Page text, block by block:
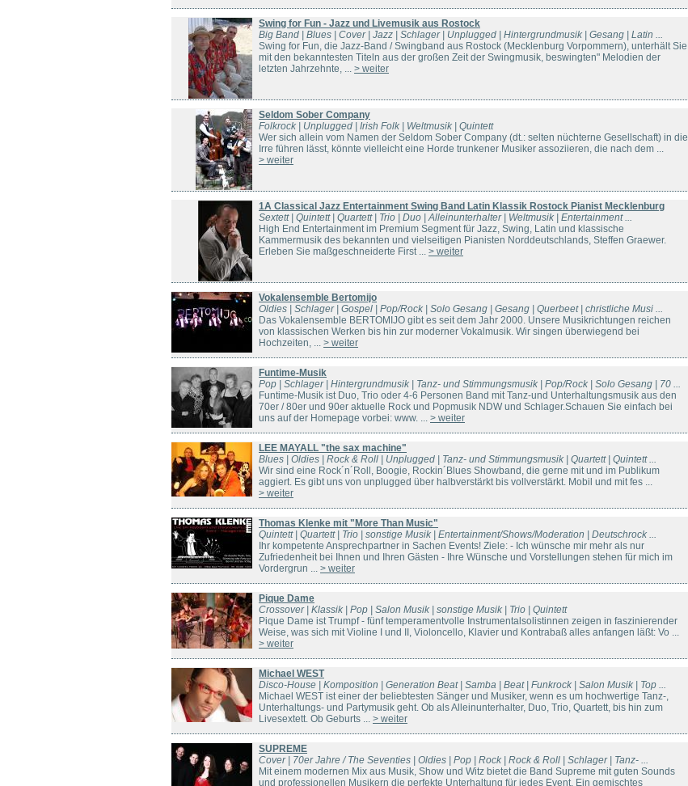
Swing for Fun - Jazz und Livemusik aus Rostock
Big Band | Blues | Cover | Jazz | Schlager | Unplugged | Hintergrundmusik | Gesang | Latin ...
Swing for Fun, die Jazz-Band / Swingband aus Rostock (Mecklenburg Vorpommern), unterhält Sie
mit den bekanntesten Titeln aus der großen Zeit der Swingmusik, beswingten" Melodien der
letzten Jahrzehnte, ... > weiter
Seldom Sober Company
Folkrock | Unplugged | Irish Folk | Weltmusik | Quintett
Wer sich allein vom Namen der Seldom Sober Company (dt.: selten nüchterne Gesellschaft) in die
Irre führen lässt, könnte vielleicht eine Horde trunkener Musiker assoziieren, die nach dem ...
> weiter
1A Classical Jazz Entertainment Swing Band Latin Klassik Rostock Pianist Mecklenburg
Sextett | Quintett | Quartett | Trio | Duo | Alleinunterhalter | Weltmusik | Entertainment ...
High End Entertainment im Premium Segment für Jazz, Swing, Latin und klassische
Kammermusik des bekannten und vielseitigen Pianisten Norddeutschlands, Steffen Graewer.
Erleben Sie maßgeschneiderte First ... > weiter
Vokalensemble Bertomijo
Oldies | Schlager | Gospel | Pop/Rock | Solo Gesang | Gesang | Querbeet | christliche Musi ...
Das Vokalensemble BERTOMIJO gibt es seit dem Jahr 2000. Unsere Musikrichtungen reichen
von klassischen Werken bis hin zur moderner Vokalmusik. Wir singen überwiegend bei
Hochzeiten, ... > weiter
Funtime-Musik
Pop | Schlager | Hintergrundmusik | Tanz- und Stimmungsmusik | Pop/Rock | Solo Gesang | 70 ...
Funtime-Musik ist Duo, Trio oder 4-6 Personen Band mit Tanz-und Unterhaltungsmusik aus den
70er / 80er und 90er aktuelle Rock und Popmusik NDW und Schlager.Schauen Sie einfach bei
uns auf der Homepage vorbei: www. ... > weiter
LEE MAYALL "the sax machine"
Blues | Oldies | Rock & Roll | Unplugged | Tanz- und Stimmungsmusik | Quartett | Quintett ...
Wir sind eine Rock´n´Roll, Boogie, Rockin´Blues Showband, die gerne mit und im Publikum
aggiert. Es gibt uns von unplugged über halbverstärkt bis vollverstärkt. Mobil und mit fes ...
> weiter
Thomas Klenke mit "More Than Music"
Quintett | Quartett | Trio | sonstige Musik | Entertainment/Shows/Moderation | Deutschrock ...
Ihr kompetente Ansprechpartner in Sachen Events! Ziele: - Ich wünsche mir mehr als nur
Zufriedenheit bei Ihnen und Ihren Gästen - Ihre Wünsche und Vorstellungen stehen für mich im
Vordergrun ... > weiter
Pique Dame
Crossover | Klassik | Pop | Salon Musik | sonstige Musik | Trio | Quintett
Pique Dame ist Trumpf - fünf temperamentvolle Instrumentalsolistinnen zeigen in faszinierender
Weise, was sich mit Violine I und II, Violoncello, Klavier und Kontrabaß alles anfangen läßt: Vo ...
> weiter
Michael WEST
Disco-House | Komposition | Generation Beat | Samba | Beat | Funkrock | Salon Musik | Top ...
Michael WEST ist einer der beliebtesten Sänger und Musiker, wenn es um hochwertige Tanz-,
Unterhaltungs- und Partymusik geht. Ob als Alleinunterhalter, Duo, Trio, Quartett, bis hin zum
Livesextett. Ob Geburts ... > weiter
SUPREME
Cover | 70er Jahre / The Seventies | Oldies | Pop | Rock | Rock & Roll | Schlager | Tanz- ...
Mit einem modernen Mix aus Musik, Show und Witz bietet die Band Supreme mit guten Sounds
und professionellen Musikern die perfekte Unterhaltung für jedes Event. Ein gemischtes